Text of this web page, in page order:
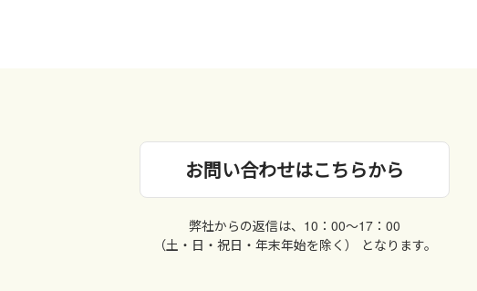
お問い合わせはこちらから
弊社からの返信は、10：00〜17：00
（土・日・祝日・年末年始を除く） となります。